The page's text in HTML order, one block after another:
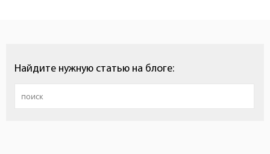
Найдите нужную статью на блоге: